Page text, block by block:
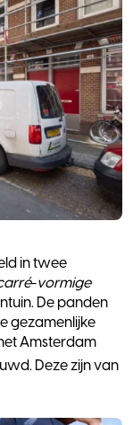
in twee
-vormige
De panden
gezamenlijke
Amsterdam
Deze zijn van